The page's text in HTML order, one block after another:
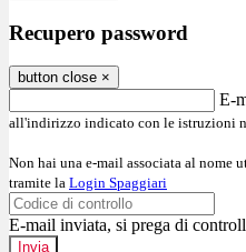
Recupero password
button close ×
E-
all'indirizzo indicato con le istruzioni
Non hai una e-mail associata al nome
tramite la Login Spaggiari
E-mail inviata, si prega di